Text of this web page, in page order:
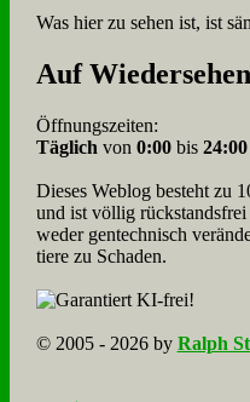
Was hier zu sehen ist, ist
Auf
Öffnungszeiten:
Täglich von 0:00bis
Dieses Weblog besteht zu
und ist völlig
weder gen­tech­nisch
tiere zu Scha­den.
© 2005 - 2026 by Ralph